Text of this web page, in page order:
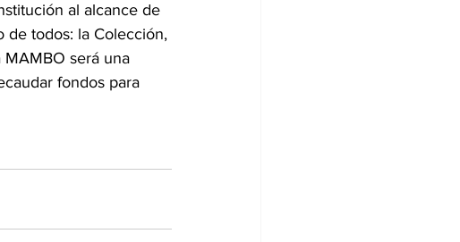
al alcance de
de todos: la Colección,
será una
fondos para